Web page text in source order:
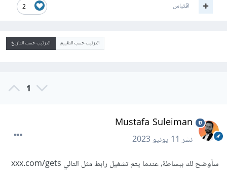
2 اقتباس
الترتيب حسب التقييم الترتيب حسب التاريخ
1
Mustafa Suleiman
نشر11 يونيو 2023
سأوضح لك ببساطة، عندما يتم تشغيل رابط مثل التالي xxx.com/gets